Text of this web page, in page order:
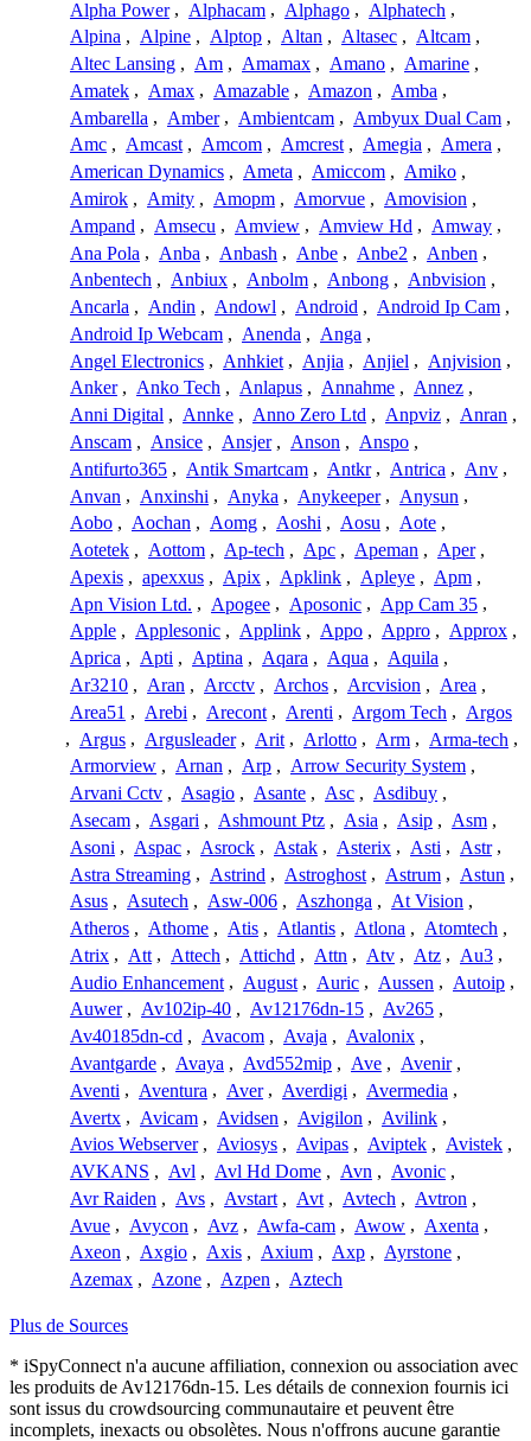
Alpha Power , Alphacam , Alphago , Alphatech ,
Alpina , Alpine , Alptop , Altan , Altasec , Altcam ,
Altec Lansing , Am , Amamax , Amano , Amarine ,
Amatek , Amax , Amazable , Amazon , Amba ,
Ambarella , Amber , Ambientcam , Ambyux Dual Cam ,
Amc , Amcast , Amcom , Amcrest , Amegia , Amera ,
American Dynamics , Ameta , Amiccom , Amiko ,
Amirok , Amity , Amopm , Amorvue , Amovision ,
Ampand , Amsecu , Amview , Amview Hd , Amway ,
Ana Pola , Anba , Anbash , Anbe , Anbe2 , Anben ,
Anbentech , Anbiux , Anbolm , Anbong , Anbvision ,
Ancarla , Andin , Andowl , Android , Android Ip Cam ,
Android Ip Webcam , Anenda , Anga ,
Angel Electronics , Anhkiet , Anjia , Anjiel , Anjvision ,
Anker , Anko Tech , Anlapus , Annahme , Annez ,
Anni Digital , Annke , Anno Zero Ltd , Anpviz , Anran ,
Anscam , Ansice , Ansjer , Anson , Anspo ,
Antifurto365 , Antik Smartcam , Antkr , Antrica , Anv ,
Anvan , Anxinshi , Anyka , Anykeeper , Anysun ,
Aobo , Aochan , Aomg , Aoshi , Aosu , Aote ,
Aotetek , Aottom , Ap-tech , Apc , Apeman , Aper ,
Apexis , apexxus , Apix , Apklink , Apleye , Apm ,
Apn Vision Ltd. , Apogee , Aposonic , App Cam 35 ,
Apple , Applesonic , Applink , Appo , Appro , Approx ,
Aprica , Apti , Aptina , Aqara , Aqua , Aquila ,
Ar3210 , Aran , Arcctv , Archos , Arcvision , Area ,
Area51 , Arebi , Arecont , Arenti , Argom Tech , Argos
, Argus , Argusleader , Arit , Arlotto , Arm , Arma-tech ,
Armorview , Arnan , Arp , Arrow Security System ,
Arvani Cctv , Asagio , Asante , Asc , Asdibuy ,
Asecam , Asgari , Ashmount Ptz , Asia , Asip , Asm ,
Asoni , Aspac , Asrock , Astak , Asterix , Asti , Astr ,
Astra Streaming , Astrind , Astroghost , Astrum , Astun ,
Asus , Asutech , Asw-006 , Aszhonga , At Vision ,
Atheros , Athome , Atis , Atlantis , Atlona , Atomtech ,
Atrix , Att , Attech , Attichd , Attn , Atv , Atz , Au3 ,
Audio Enhancement , August , Auric , Aussen , Autoip ,
Auwer , Av102ip-40 , Av12176dn-15 , Av265 ,
Av40185dn-cd , Avacom , Avaja , Avalonix ,
Avantgarde , Avaya , Avd552mip , Ave , Avenir ,
Aventi , Aventura , Aver , Averdigi , Avermedia ,
Avertx , Avicam , Avidsen , Avigilon , Avilink ,
Avios Webserver , Aviosys , Avipas , Aviptek , Avistek ,
AVKANS , Avl , Avl Hd Dome , Avn , Avonic ,
Avr Raiden , Avs , Avstart , Avt , Avtech , Avtron ,
Avue , Avycon , Avz , Awfa-cam , Awow , Axenta ,
Axeon , Axgio , Axis , Axium , Axp , Ayrstone ,
Azemax , Azone , Azpen , Aztech
Plus de Sources
* iSpyConnect n'a aucune affiliation, connexion ou association avec
les produits de Av12176dn-15. Les détails de connexion fournis ici
sont issus du crowdsourcing communautaire et peuvent être
incomplets, inexacts ou obsolètes. Nous n'offrons aucune garantie